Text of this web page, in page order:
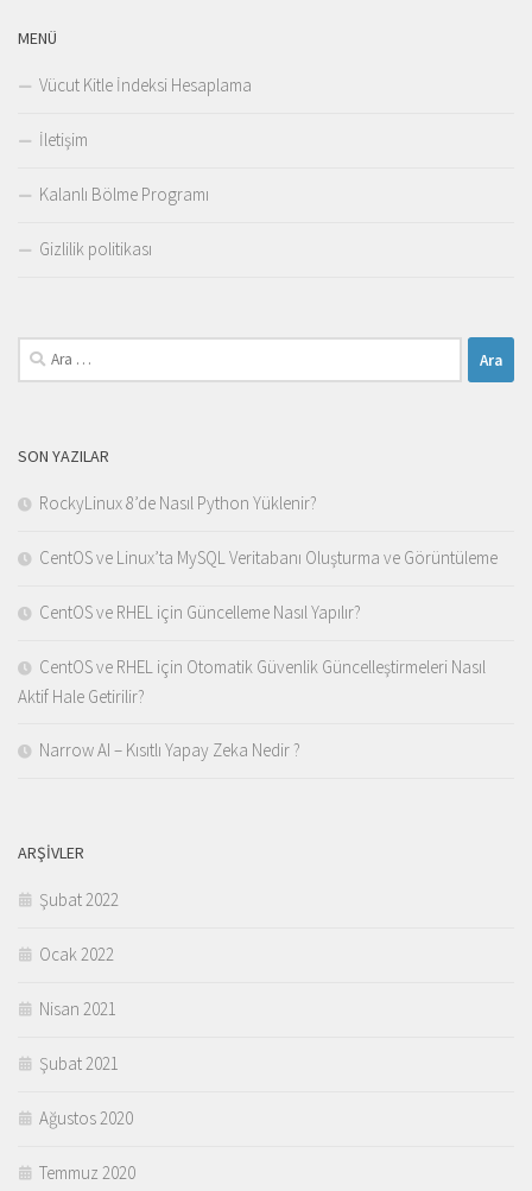
MENÜ
Vücut Kitle İndeksi Hesaplama
İletişim
Kalanlı Bölme Programı
Gizlilik politikası
Arama:
SON YAZILAR
RockyLinux 8’de Nasıl Python Yüklenir?
CentOS ve Linux’ta MySQL Veritabanı Oluşturma ve Görüntüleme
CentOS ve RHEL için Güncelleme Nasıl Yapılır?
CentOS ve RHEL için Otomatik Güvenlik Güncelleştirmeleri Nasıl
Aktif Hale Getirilir?
Narrow AI – Kısıtlı Yapay Zeka Nedir ?
ARŞIVLER
Şubat 2022
Ocak 2022
Nisan 2021
Şubat 2021
Ağustos 2020
Temmuz 2020